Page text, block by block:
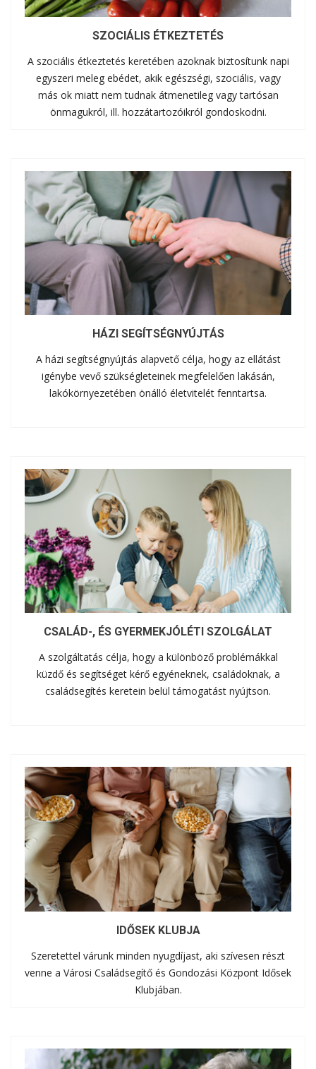
SZOCIÁLIS ÉTKEZTETÉS
A szociális étkeztetés keretében azoknak biztosítunk napi
egyszeri meleg ebédet, akik egészségi, szociális, vagy
más ok miatt nem tudnak átmenetileg vagy tartósan
önmagukról, ill. hozzátartozóikról gondoskodni.
HÁZI SEGÍTSÉGNYÚJTÁS
A házi segítségnyújtás alapvető célja, hogy az ellátást
igénybe vevő szükségleteinek megfelelően lakásán,
lakókörnyezetében önálló életvitelét fenntartsa.
CSALÁD-, ÉS GYERMEKJÓLÉTI SZOLGÁLAT
A szolgáltatás célja, hogy a különböző problémákkal
küzdő és segítséget kérő egyéneknek, családoknak, a
családsegítés keretein belül támogatást nyújtson.
IDŐSEK KLUBJA
Szeretettel várunk minden nyugdíjast, aki szívesen részt
venne a Városi Családsegítő és Gondozási Központ Idősek
Klubjában.